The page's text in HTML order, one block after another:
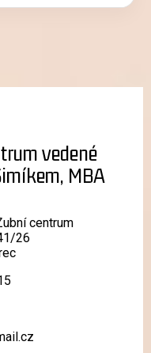
vedené
MBA
centrum
26